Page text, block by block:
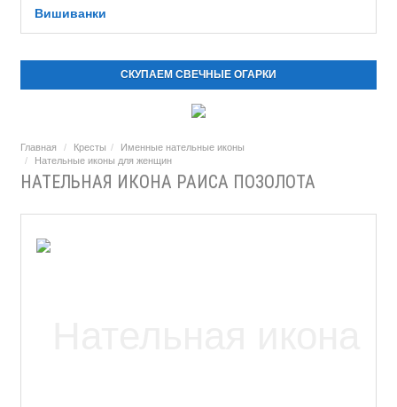
Вишиванки
СКУПАЕМ СВЕЧНЫЕ ОГАРКИ
Главная Кресты
Именные нательные иконы
Нательные иконы для женщин
НАТЕЛЬНАЯ ИКОНА РАИСА ПОЗОЛОТА